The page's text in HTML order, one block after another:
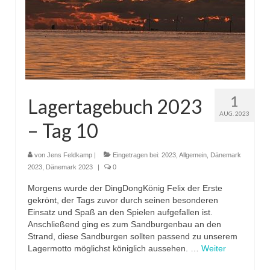
1
AUG. 2023
Lagertagebuch 2023
– Tag 10
von Jens Feldkamp | Eingetragen bei: 2023 Allgemein Dänemark
2023 Dänemark 2023 | 0
Morgens wurde der DingDongKönig Felix der Erste
gekrönt, der Tags zuvor durch seinen besonderen
Einsatz und Spaß an den Spielen aufgefallen ist.
Anschließend ging es zum Sandburgenbau an den
Strand, diese Sandburgen sollten passend zu unserem
Lagermotto möglichst königlich aussehen. … Weiter